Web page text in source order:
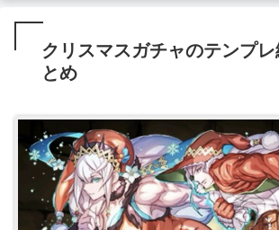
クリスマスガチャのテンプレ
とめ